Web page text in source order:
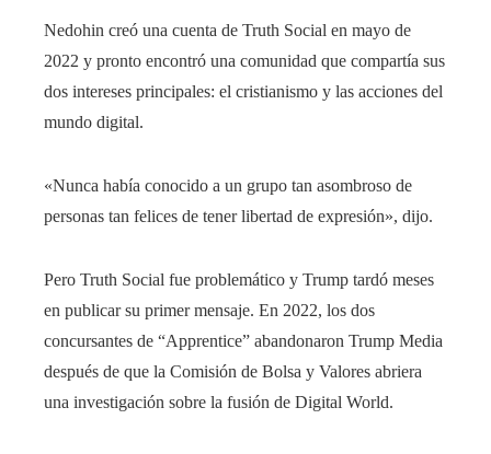
Nedohin creó una cuenta de Truth Social en mayo de
2022 y pronto encontró una comunidad que compartía sus
dos intereses principales: el cristianismo y las acciones del
mundo digital.
«Nunca había conocido a un grupo tan asombroso de
personas tan felices de tener libertad de expresión», dijo.
Pero Truth Social fue problemático y Trump tardó meses
en publicar su primer mensaje. En 2022, los dos
concursantes de “Apprentice” abandonaron Trump Media
después de que la Comisión de Bolsa y Valores abriera
una investigación sobre la fusión de Digital World.